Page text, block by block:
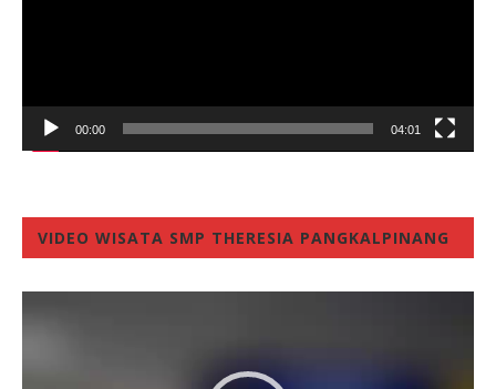
00:00 04:01
VIDEO WISATA SMP THERESIA PANGKALPINANG